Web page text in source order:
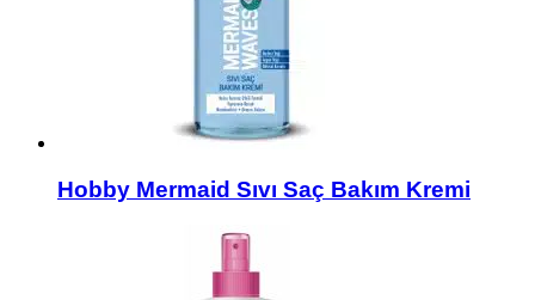
Hobby Mermaid Sıvı Saç Bakım Kremi